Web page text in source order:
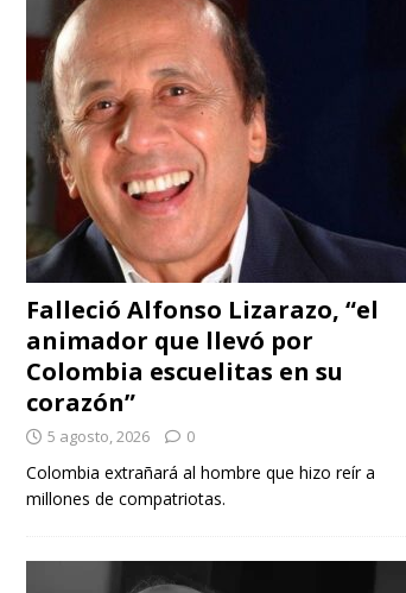
Falleció Alfonso Lizarazo, “el
animador que llevó por
Colombia escuelitas en su
corazón”
5 agosto, 2026 0
Colombia extrañará al hombre que hizo reír a
millones de compatriotas.